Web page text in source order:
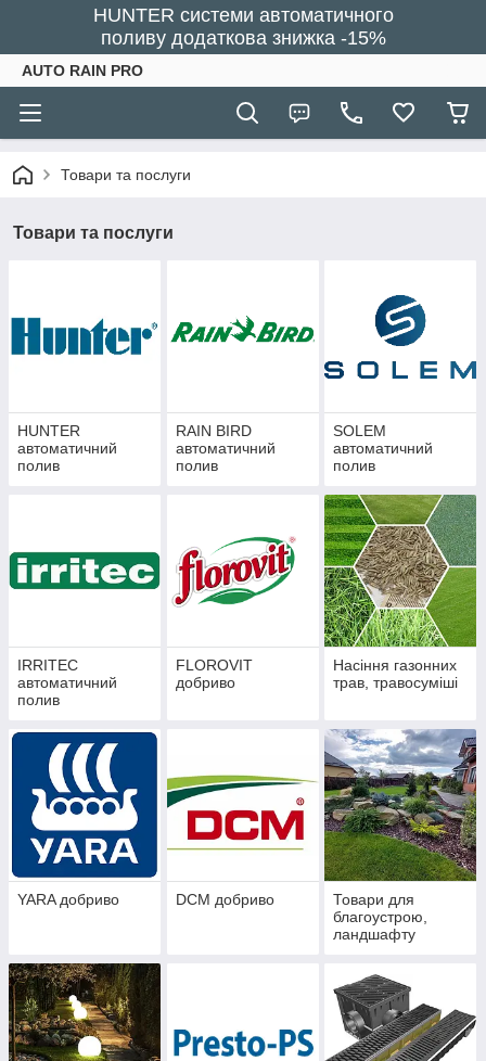
HUNTER системи автоматичного
поливу додаткова знижка -15%
AUTO RAIN PRO
Товари та послуги
Товари та послуги
HUNTER
автоматичний
полив
RAIN BIRD
автоматичний
полив
SOLEM
автоматичний
полив
IRRITEC
автоматичний
полив
FLOROVIT
добриво
Насіння газонних
трав, травосуміші
YARA добриво DCM добриво
Товари для
благоустрою,
ландшафту